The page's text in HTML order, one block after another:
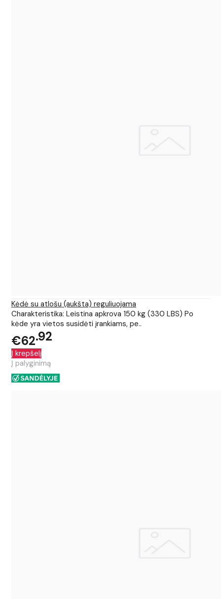
Kėdė su atlošu (aukšta) reguliuojama
Charakteristika: Leistina apkrova 150 kg (330 LBS) Po
kėde yra vietos susidėti įrankiams, pe..
€62 92
Į krepšelį
Į palyginimą